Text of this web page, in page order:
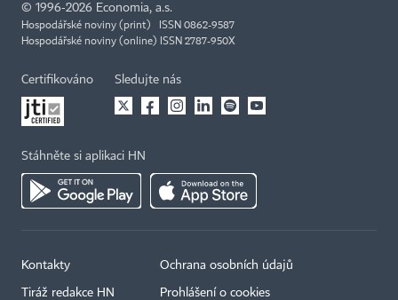
© 1996-2026 Economia, a.s.
Hospodářské noviny (print) ISSN 0862-9587
Hospodářské noviny (online) ISSN 2787-950X
Certifikováno Sledujte nás
Stáhněte si aplikaci HN
Kontakty
Tiráž redakce HN
Ochrana osobních údajů
Prohlášení o cookies